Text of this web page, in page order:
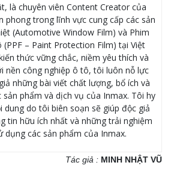
là chuyên viên Content Creator của
phong trong lĩnh vực cung cấp các sản
(Automotive Window Film) và Phim
– Paint Protection Film) tại Việt
thức vững chắc, niềm yêu thích và
nền công nghiệp ô tô, tôi luôn nỗ lực
những bài viết chất lượng, bổ ích và
sản phẩm và dịch vụ của Inmax. Tôi hy
dung do tôi biên soạn sẽ giúp độc giả
tin hữu ích nhất và những trải nghiệm
dụng các sản phẩm của Inmax.
Tác giả : MINH NHẬT VŨ